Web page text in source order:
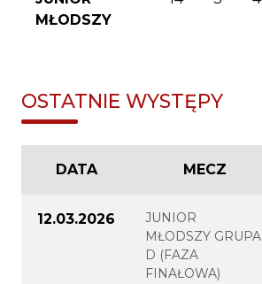
MŁODSZY
OSTATNIE WYSTĘPY
DATA MECZ
12.03.2026
JUNIOR
MŁODSZY GRUPA
D (FAZA
FINAŁOWA)